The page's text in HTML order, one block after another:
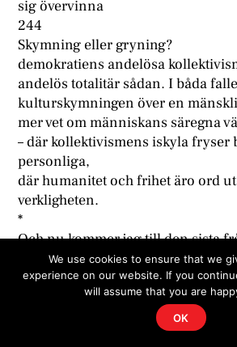
sig övervinna
244
Skymning eller gryning?
demokratiens andelösa
andelös totalitär sådan. I båda
kulturskymningen över en
mer vet om människans säregna
– där kollektivismens iskyla fryser
personliga,
där humanitet och frihet äro ord
verkligheten.
*
Och nu kommer jag till den sista
någon väg
ur den katastrof, som hotar
människovärdet~ Finns
det någon livsmakt, som kan
skymningsdunklet till gryningsljusf
We use cookies to ensure that we
experience on our website. If you
will assume that you are
OK